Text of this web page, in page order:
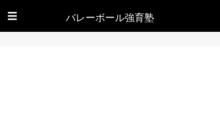
☰ バレーボール強育塾